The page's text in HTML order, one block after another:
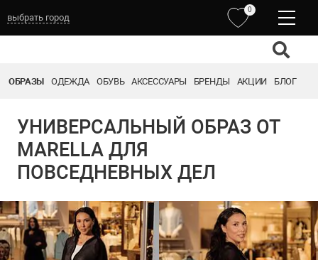
выбрать город
0
ОБРАЗЫ ОДЕЖДА ОБУВЬ АКСЕССУАРЫ БРЕНДЫ АКЦИИ БЛОГ
УНИВЕРСАЛЬНЫЙ ОБРАЗ ОТ
MARELLA ДЛЯ
ПОВСЕДНЕВНЫХ ДЕЛ